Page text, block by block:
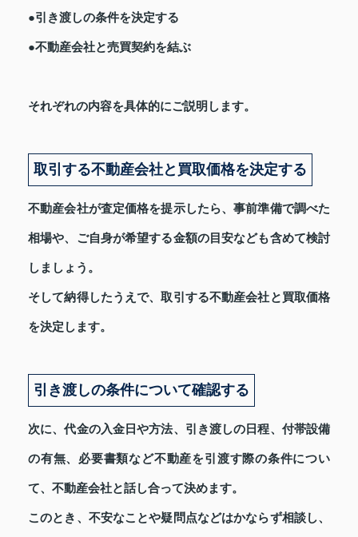
●引き渡しの条件を決定する
●不動産会社と売買契約を結ぶ
それぞれの内容を具体的にご説明します。
取引する不動産会社と買取価格を決定する
不動産会社が査定価格を提示したら、事前準備で調べた
相場や、ご自身が希望する金額の目安なども含めて検討
しましょう。
そして納得したうえで、取引する不動産会社と買取価格
を決定します。
引き渡しの条件について確認する
次に、代金の入金日や方法、引き渡しの日程、付帯設備
の有無、必要書類など不動産を引渡す際の条件につい
て、不動産会社と話し合って決めます。
このとき、不安なことや疑問点などはかならず相談し、